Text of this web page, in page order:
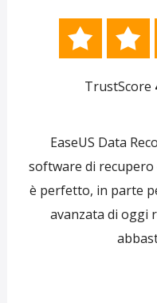
 
TrustScore
EaseUS Data
software di
è perfetto, in parte
avanzata di oggi